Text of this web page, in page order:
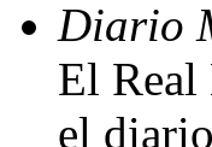
Diario
El Real
el